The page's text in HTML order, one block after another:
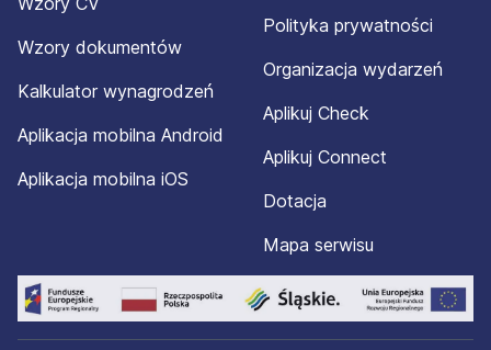
Wzory dokumentów
Kalkulator wynagrodzeń
Aplikacja mobilna Android
Aplikacja mobilna iOS
Polityka prywatności
Organizacja wydarzeń
Aplikuj Check
Aplikuj Connect
Dotacja
Mapa serwisu